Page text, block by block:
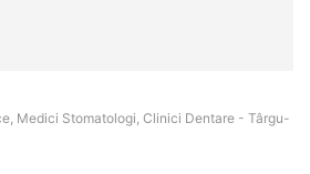
Medici Stomatologi, Clinici Dentare - Târgu-